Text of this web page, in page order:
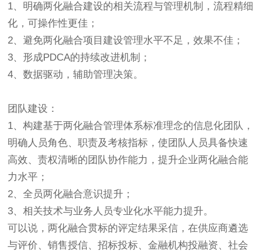
1、明确两化融合建设的相关流程与管理机制，流程精细
化，可操作性更佳；
2、避免两化融合项目建设管理水平不足，效果不佳；
3、形成PDCA的持续改进机制；
4、数据驱动，辅助管理决策。
团队建设：
1、构建基于两化融合管理体系标准理念的信息化团队，
明确人员角色、职责及考核指标，使团队人员具备快速
高效、责权清晰的团队协作能力，提升企业两化融合能
力水平；
2、全员两化融合意识提升；
3、相关技术与业务人员专业化水平能力提升。
可以说，两化融合贯标的评定结果采信，在供应商遴选
与评价、销售授信、招标投标、金融机构投融资、社会